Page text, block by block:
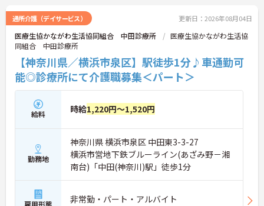
・年次を問わずリーダーや主任などのマネジメント
職へ昇格する事例も多数あり、腰を据えて長期的な
キャリア形成が可能です
きます◎ご興味ある方には、面接対策ポイントな
ど、さらに詳細をお話しいたしますのでお気軽にご
相談ください！
通所介護（デイサービス） 更新日：2026年08月04日
医療生協かながわ生活協同組合 中田診療所
医療生協かながわ生活協
同組合 中田診療所
【神奈川県／横浜市泉区】駅徒歩1分♪車通勤可
能◎診療所にて介護職募集＜パート＞
給料 時給1,220円～1,520円
勤務地
神奈川県 横浜市泉区 中田東3-3-27
横浜市営地下鉄ブルーライン(あざみ野－湘
南台)「中田(神奈川)駅」徒歩1分
非常勤・パート・アルバイト